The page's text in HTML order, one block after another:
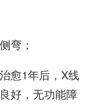
弯；
愈1年后，X线
好，无功能障